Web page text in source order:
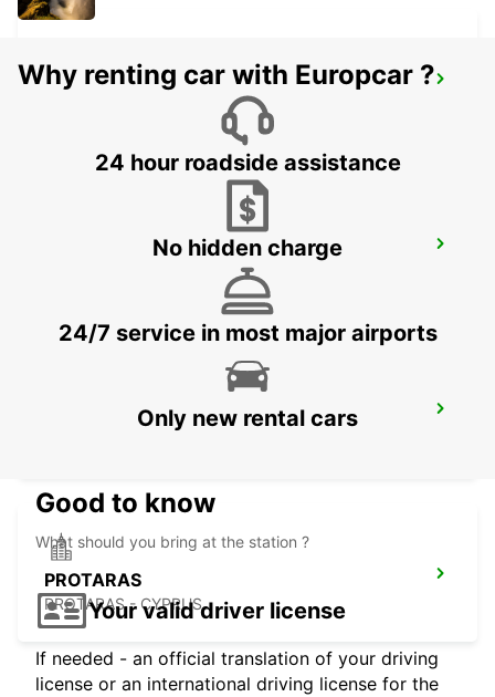
PAPHOS AIRPORT
PROTARAS
PROTARAS - CYPRUS
Why renting car with Europcar ?
24 hour roadside assistance
No hidden charge
24/7 service in most major airports
Only new rental cars
Good to know
What should you bring at the station ?
Your valid driver license
If needed - an official translation of your driving
license or an international driving license for the